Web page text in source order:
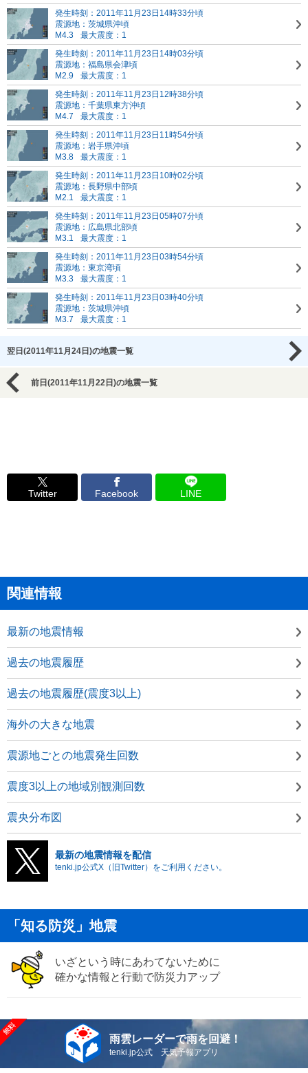
発生時刻：2011年11月23日14時33分頃
震源地：茨城県沖頃
M4.3
最大震度：1
発生時刻：2011年11月23日14時03分頃
震源地：福島県会津頃
M2.9
最大震度：1
発生時刻：2011年11月23日12時38分頃
震源地：千葉県東方沖頃
M4.7
最大震度：1
発生時刻：2011年11月23日11時54分頃
震源地：岩手県沖頃
M3.8
最大震度：1
発生時刻：2011年11月23日10時02分頃
震源地：長野県中部頃
M2.1
最大震度：1
発生時刻：2011年11月23日05時07分頃
震源地：広島県北部頃
M3.1
最大震度：1
発生時刻：2011年11月23日03時54分頃
震源地：東京湾頃
M3.3
最大震度：1
発生時刻：2011年11月23日03時40分頃
震源地：茨城県沖頃
M3.7
最大震度：1
翌日(2011年11月24日)の地震一覧
前日(2011年11月22日)の地震一覧
Twitter Facebook LINE
関連情報
最新の地震情報
過去の地震履歴
過去の地震履歴(震度3以上)
海外の大きな地震
震源地ごとの地震発生回数
震度3以上の地域別観測回数
震央分布図
最新の地震情報を配信
tenki.jp公式X（旧Twitter）をご利用ください。
「知る防災」地震
いざという時にあわてないために
確かな情報と行動で防災力アップ
雨雲レーダーで雨を回避！
tenki.jp公式 天気予報アプリ